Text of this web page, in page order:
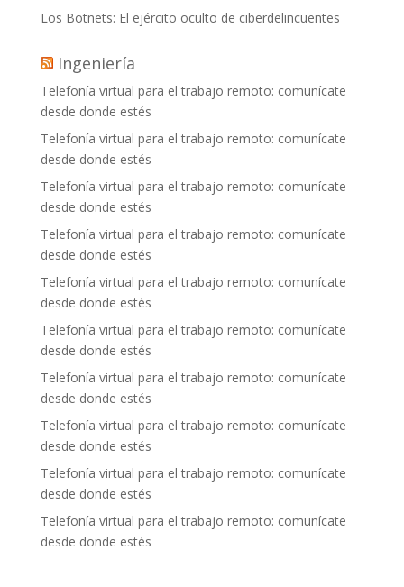
Los Botnets: El ejército oculto de ciberdelincuentes
Ingeniería
Telefonía virtual para el trabajo remoto: comunícate
desde donde estés
Telefonía virtual para el trabajo remoto: comunícate
desde donde estés
Telefonía virtual para el trabajo remoto: comunícate
desde donde estés
Telefonía virtual para el trabajo remoto: comunícate
desde donde estés
Telefonía virtual para el trabajo remoto: comunícate
desde donde estés
Telefonía virtual para el trabajo remoto: comunícate
desde donde estés
Telefonía virtual para el trabajo remoto: comunícate
desde donde estés
Telefonía virtual para el trabajo remoto: comunícate
desde donde estés
Telefonía virtual para el trabajo remoto: comunícate
desde donde estés
Telefonía virtual para el trabajo remoto: comunícate
desde donde estés